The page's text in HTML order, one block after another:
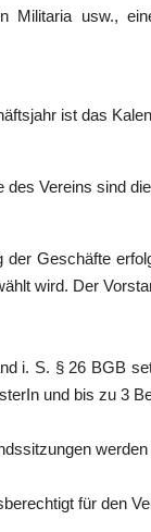
Militaria usw.,
ist das
des Vereins sind
der Geschäfte
wird. Der
i. S. § 26 BGB
und bis zu 3
für den